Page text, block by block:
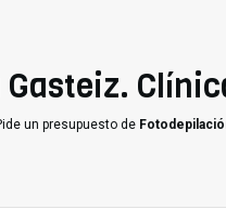
un presupuesto de